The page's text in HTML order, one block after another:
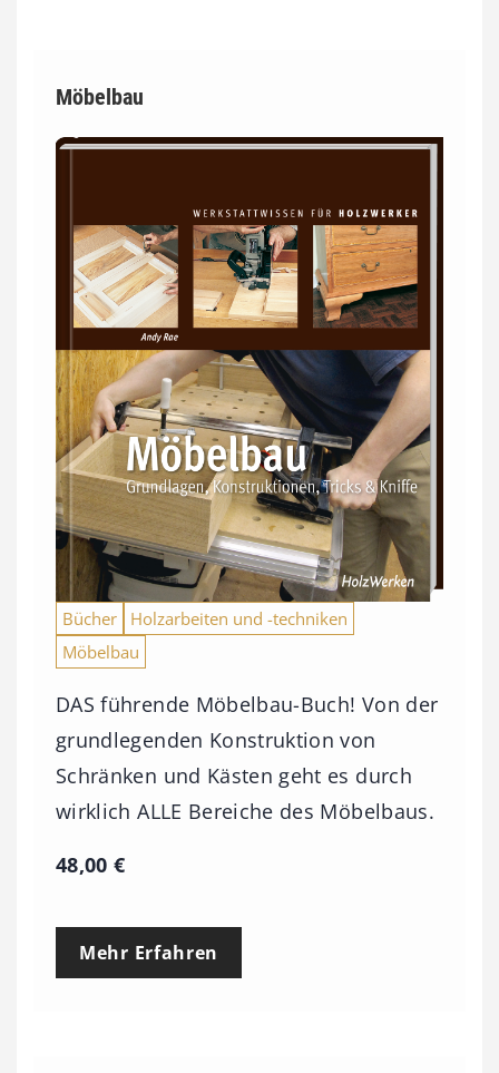
Möbelbau
Bücher
Holzarbeiten und -techniken
Möbelbau
DAS führende Möbelbau-Buch! Von der
grundlegenden Konstruktion von
Schränken und Kästen geht es durch
wirklich ALLE Bereiche des Möbelbaus.
48,00€
Mehr Erfahren